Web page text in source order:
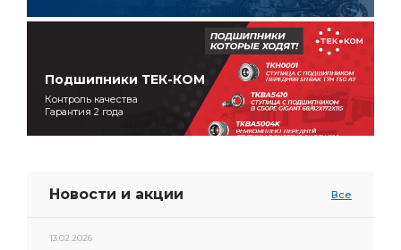
Подшипники ТЕК-КОМ
Контроль качества
Гарантия 2 года
Новости и акции Все
13.02.2026